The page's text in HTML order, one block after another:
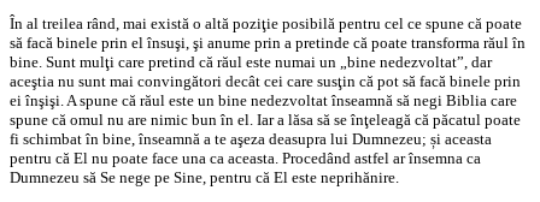
În al treilea rând, mai există o altă poziţie posibilă pentru cel ce spune că poate
să facă binele prin el însuşi, şi anume prin a pretinde că poate transforma răul în
bine. Sunt mulţi care pretind că răul este numai un „bine nedezvoltat”, dar
aceştia nu sunt mai convingători decât cei care susţin că pot să facă binele prin
ei înşişi. A spune că răul este un bine nedezvoltat înseamnă să negi Biblia care
spune că omul nu are nimic bun în el. Iar a lăsa să se înţeleagă că păcatul poate
fi schimbat în bine, înseamnă a te aşeza deasupra lui Dumnezeu; și aceasta
pentru că El nu poate face una ca aceasta. Procedând astfel ar însemna ca
Dumnezeu să Se nege pe Sine, pentru că El este neprihănire.